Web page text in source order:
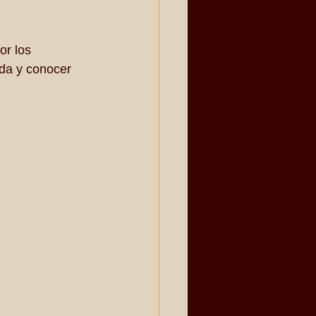
los
y conocer